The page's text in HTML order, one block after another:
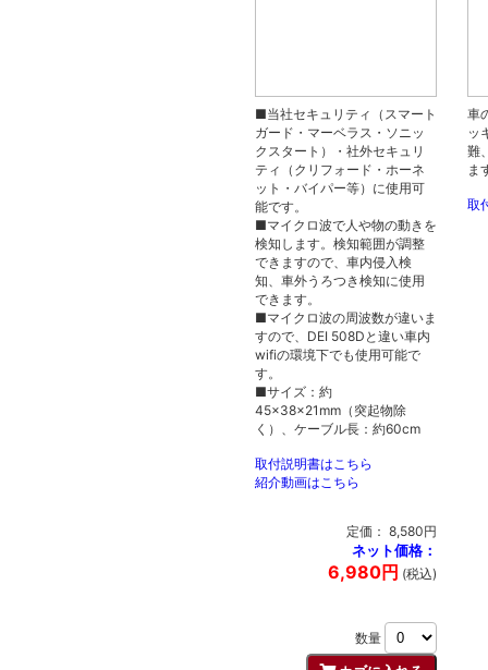
■当社セキュリティ（スマート
ガード・マーベラス・ソニッ
クスタート）・社外セキュリ
ティ（クリフォード・ホーネ
ット・バイパー等）に使用可
能です。
■マイクロ波で人や物の動きを
検知します。検知範囲が調整
できますので、車内侵入検
知、車外うろつき検知に使用
できます。
■マイクロ波の周波数が違いま
すので、DEI 508Dと違い車内
wifiの環境下でも使用可能で
す。
■サイズ：約
45×38×21mm（突起物除
く）、ケーブル長：約60cm
取付説明書はこちら
紹介動画はこちら
定価： 8,580円
ネット価格：
6,980円 (税込)
数量
車
ッ
難
ま
取